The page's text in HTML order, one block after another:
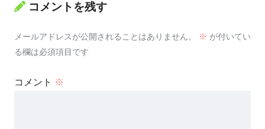
コメントを残す
メールアドレスが公開されることはありません。 ※ が付いてい
る欄は必須項目です
コメント ※